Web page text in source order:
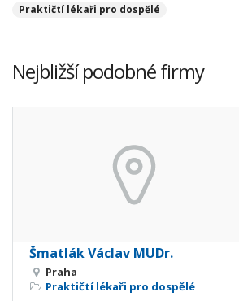
Praktičtí lékaři pro dospělé
Nejbližší podobné firmy
Šmatlák Václav MUDr.
Praha
Praktičtí lékaři pro dospělé